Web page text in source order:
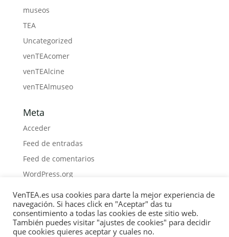
museos
TEA
Uncategorized
venTEAcomer
venTEAlcine
venTEAlmuseo
Meta
Acceder
Feed de entradas
Feed de comentarios
WordPress.org
Política de Cookies Privacidad
Boletín
Medios
Contacto Materiales
VenTEA.es usa cookies para darte la mejor experiencia de
navegación. Si haces click en "Aceptar" das tu
consentimiento a todas las cookies de este sitio web.
También puedes visitar "ajustes de cookies" para decidir
que cookies quieres aceptar y cuales no.